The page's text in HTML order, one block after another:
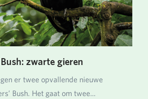
zwarte gieren
er twee opvallende nieuwe
Bush. Het gaat om twee